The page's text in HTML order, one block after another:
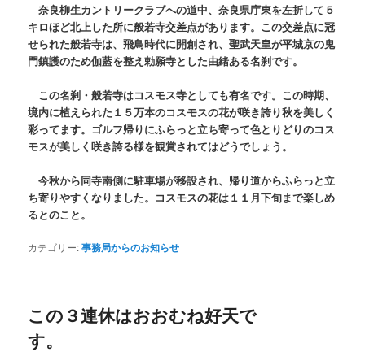
奈良柳生カントリークラブへの道中、奈良県庁東を左折して５
キロほど北上した所に般若寺交差点があります。この交差点に冠
せられた般若寺は、飛鳥時代に開創され、聖武天皇が平城京の鬼
門鎮護のため伽藍を整え勅願寺とした由緒ある名刹です。
この名刹・般若寺はコスモス寺としても有名です。この時期、
境内に植えられた１５万本のコスモスの花が咲き誇り秋を美しく
彩ってます。ゴルフ帰りにふらっと立ち寄って色とりどりのコス
モスが美しく咲き誇る様を観賞されてはどうでしょう。
今秋から同寺南側に駐車場が移設され、帰り道からふらっと立
ち寄りやすくなりました。コスモスの花は１１月下旬まで楽しめ
るとのこと。
カテゴリー:事務局からのお知らせ
この３連休はおおむね好天で
す。